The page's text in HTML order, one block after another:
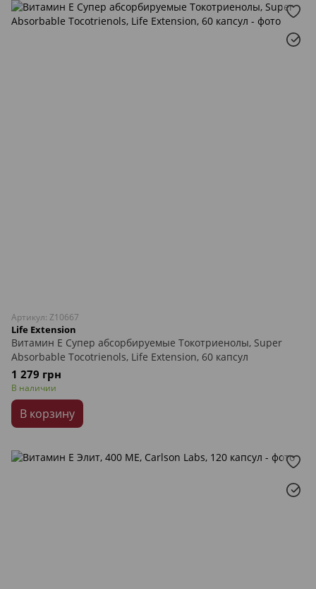
Артикул: Z10667
Life Extension
Витамин Е Супер абсорбируемые Токотриенолы, Super
Absorbable Tocotrienols, Life Extension, 60 капсул
1 279 грн
В наличии
В корзину